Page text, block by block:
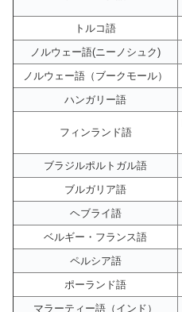
トルコ語
ノルウェー語(ニーノシュク)
ノルウェー語（ブークモール）
ハンガリー語
フィンランド語
ブラジルポルトガル語
ブルガリア語
ヘブライ語
ベルギー・フランス語
ペルシア語
ポーランド語
マラーティー語（インド）